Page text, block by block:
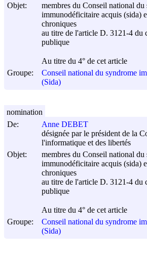
Objet:
membres du Conseil national du
immunodéficitaire acquis (sida)
chroniques
au titre de l'article D. 3121-4 du
publique
Au titre du 4° de cet article
Groupe:
Conseil national du syndrome
(Sida)
De:
Anne DEBET
désignée par le président de la
l'informatique et des libertés
Objet:
membres du Conseil national du
immunodéficitaire acquis (sida)
chroniques
au titre de l'article D. 3121-4 du
publique
Au titre du 4° de cet article
Groupe:
Conseil national du syndrome
(Sida)
nomination